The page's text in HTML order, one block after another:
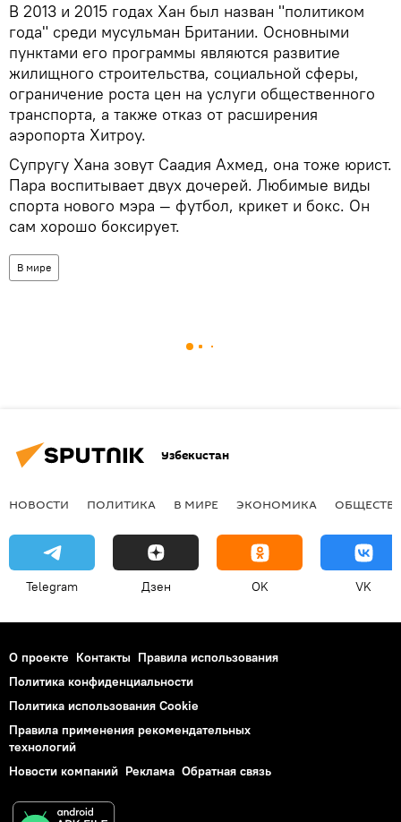
В 2013 и 2015 годах Хан был назван "политиком
года" среди мусульман Британии. Основными
пунктами его программы являются развитие
жилищного строительства, социальной сферы,
ограничение роста цен на услуги общественного
транспорта, а также отказ от расширения
аэропорта Хитроу.
Супругу Хана зовут Саадия Ахмед, она тоже юрист.
Пара воспитывает двух дочерей. Любимые виды
спорта нового мэра — футбол, крикет и бокс. Он
сам хорошо боксирует.
В мире
Узбекистан
НОВОСТИ ПОЛИТИКА В МИРЕ ЭКОНОМИКА
Telegram Дзен OK VK
О проекте Контакты Правила использования
Политика конфиденциальности
Политика использования Cookie
Правила применения рекомендательных
технологий
Новости компаний Реклама Обратная связь